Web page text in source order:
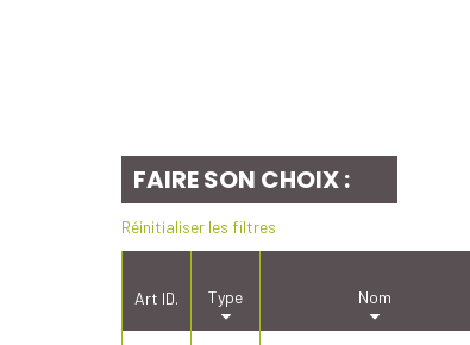
FAIRE SON CHOIX :
Réinitialiser les filtres
Art ID. Type Nom